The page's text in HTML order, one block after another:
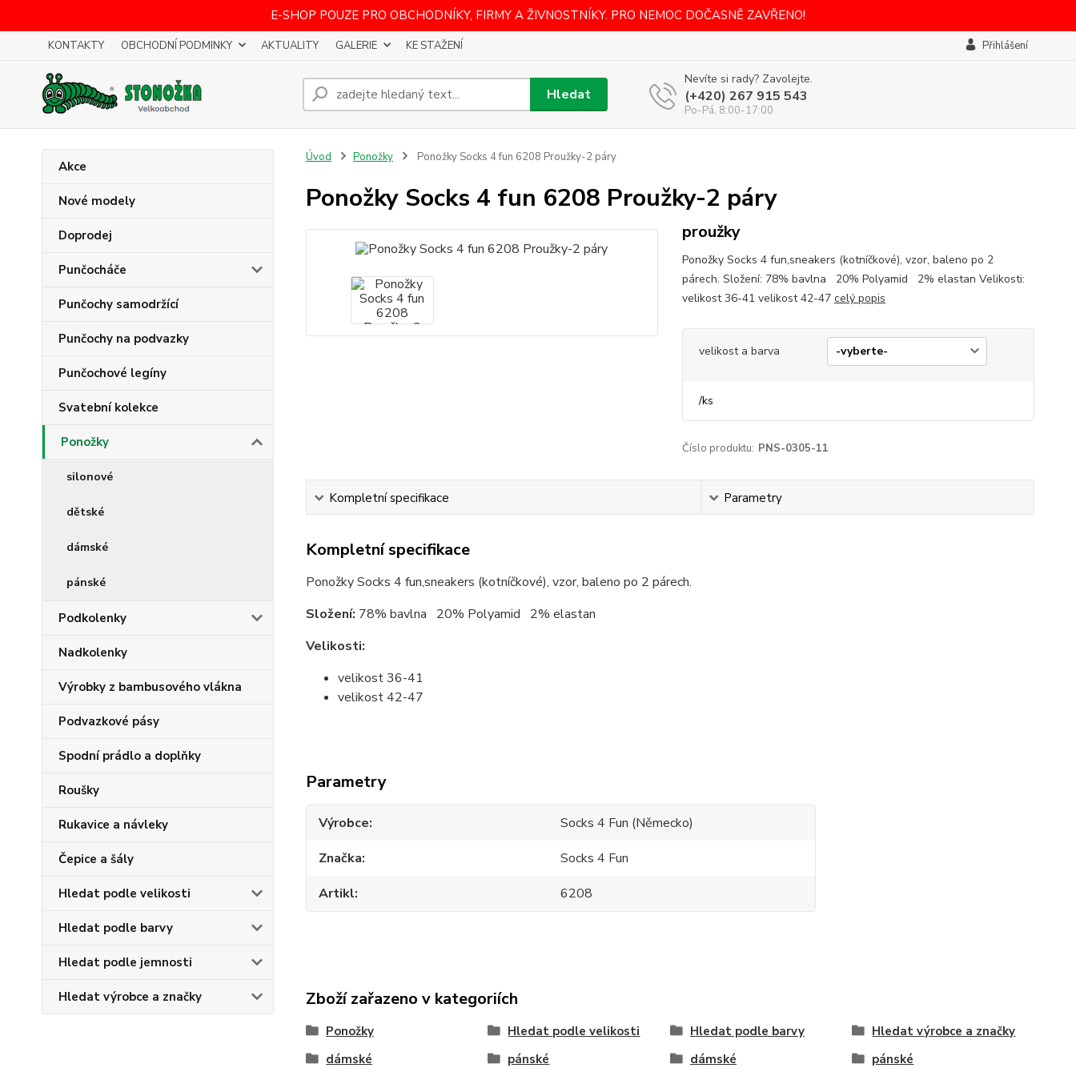
E-SHOP POUZE PRO OBCHODNÍKY, FIRMY A ŽIVNOSTNÍKY. PRO NEMOC DOČASNĚ ZAVŘENO!
KONTAKTY OBCHODNÍ PODMINKY AKTUALITY GALERIE KE STAŽENÍ Přihlášení
Hledat
Nevíte si rady? Zavolejte.
(+420) 267 915 543
Po-Pá, 8:00-17:00
Akce
Nové modely
Doprodej
Punčocháče
Punčochy samodržící
Punčochy na podvazky
Punčochové legíny
Svatební kolekce
Ponožky
silonové
dětské
dámské
pánské
Podkolenky
Nadkolenky
Výrobky z bambusového vlákna
Podvazkové pásy
Spodní prádlo a doplňky
Roušky
Rukavice a návleky
Čepice a šály
Hledat podle velikosti
Hledat podle barvy
Hledat podle jemnosti
Hledat výrobce a značky
Úvod Ponožky Ponožky Socks 4 fun 6208 Proužky-2 páry
Ponožky Socks 4 fun 6208 Proužky-2 páry
proužky
Ponožky Socks 4 fun,sneakers (kotníčkové), vzor, baleno po 2
párech. Složení: 78% bavlna 20% Polyamid 2% elastan Velikosti:
velikost 36-41 velikost 42-47 celý popis
velikost a barva
/ks
Číslo produktu: PNS-0305-11
Kompletní specifikace Parametry
Kompletní specifikace
Ponožky Socks 4 fun,sneakers (kotníčkové), vzor, baleno po 2 párech.
Složení: 78% bavlna 20% Polyamid 2% elastan
Velikosti:
velikost 36-41
velikost 42-47
Parametry
Výrobce
Socks 4 Fun (Německo)
Značka
Socks 4 Fun
Artikl
6208
Zboží zařazeno v kategoriích
Ponožky Hledat podle velikosti Hledat podle barvy
Hledat výrobce a značky
dámské
pánské dámské
pánské